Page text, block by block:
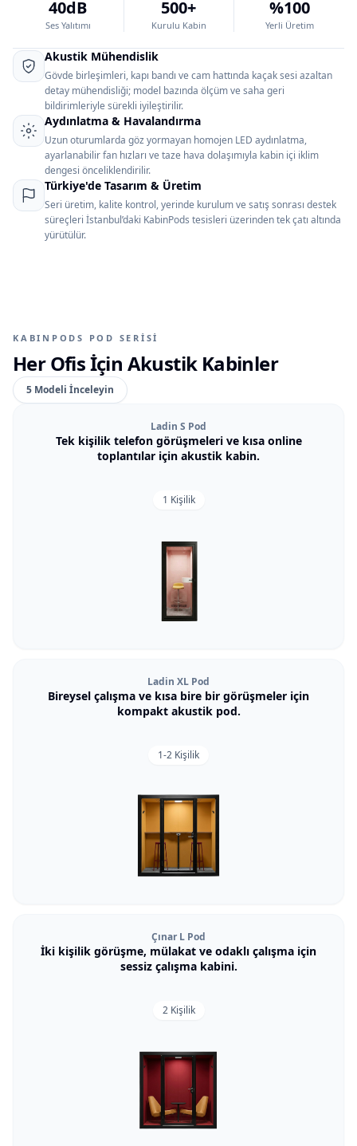
40dB
Ses Yalıtımı
500+
Kurulu Kabin
%100
Yerli Üretim
Akustik Mühendislik
Gövde birleşimleri, kapı bandı ve cam hattında kaçak sesi azaltan
detay mühendisliği; model bazında ölçüm ve saha geri
bildirimleriyle sürekli iyileştirilir.
Aydınlatma & Havalandırma
Uzun oturumlarda göz yormayan homojen LED aydınlatma,
ayarlanabilir fan hızları ve taze hava dolaşımıyla kabin içi iklim
dengesi önceliklendirilir.
Türkiye'de Tasarım & Üretim
Seri üretim, kalite kontrol, yerinde kurulum ve satış sonrası destek
süreçleri İstanbul’daki KabinPods tesisleri üzerinden tek çatı altında
yürütülür.
KABINPODS POD SERİSİ
Her Ofis İçin Akustik Kabinler
5 Modeli İnceleyin
Ladin S Pod
Tek kişilik telefon görüşmeleri ve kısa online
toplantılar için akustik kabin.
1 Kişilik
Ladin XL Pod
Bireysel çalışma ve kısa bire bir görüşmeler için
kompakt akustik pod.
1-2 Kişilik
Çınar L Pod
İki kişilik görüşme, mülakat ve odaklı çalışma için
sessiz çalışma kabini.
2 Kişilik